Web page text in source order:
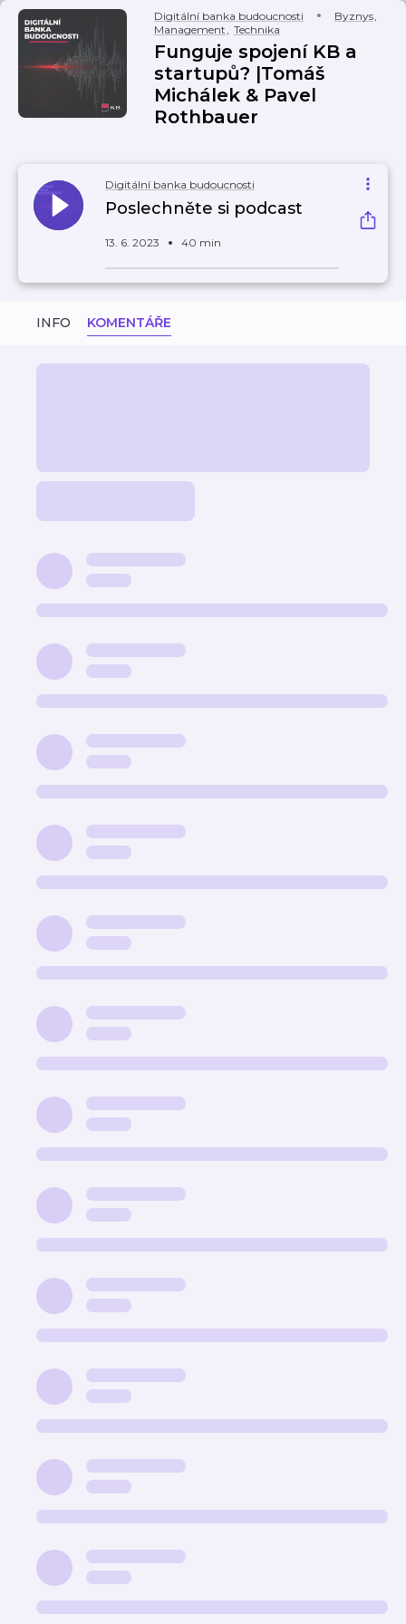
Digitální banka budoucnosti Byznys,
Management, Technika
Funguje spojení KB a
startupů? |Tomáš
Michálek & Pavel
Rothbauer
Digitální banka budoucnosti
Poslechněte si podcast
13. 6. 2023 40 min
INFO KOMENTÁŘE